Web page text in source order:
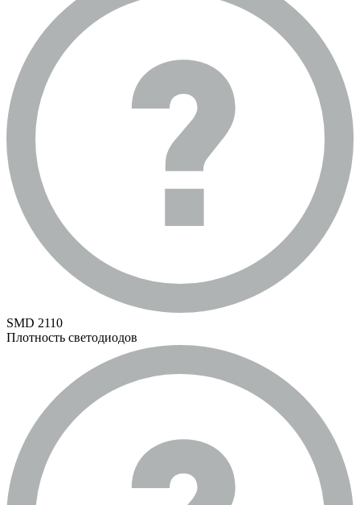
SMD 2110
Плотность светодиодов